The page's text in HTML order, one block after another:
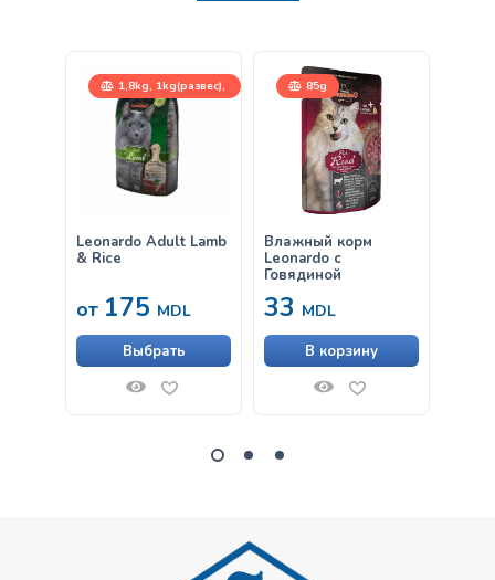
1,8kg, 1kg(развес),
15kg
Leonardo Adult Lamb
& Rice
от 175 MDL
Выбрать
85g
Влажный корм
Leonardo с
Говядиной
33 MDL
В корзину